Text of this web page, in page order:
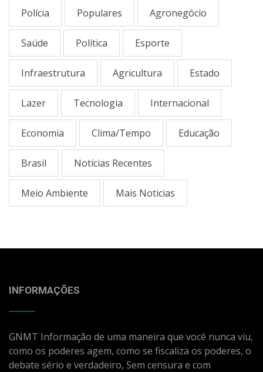
Polícia Populares Agronegócio
Saúde Política Esporte
Infraestrutura Agricultura Estado
Lazer Tecnologia Internacional
Economia Clima/Tempo Educação
Brasil Notícias Recentes
Meio Ambiente Mais Noticias
INFORMAÇÕES
GNMT Informação de uma maneira que você nunca viu,
como os poderes agem, como se fiscaliza os poderes, o
debate sério e verdadeiro, Sem censura e com